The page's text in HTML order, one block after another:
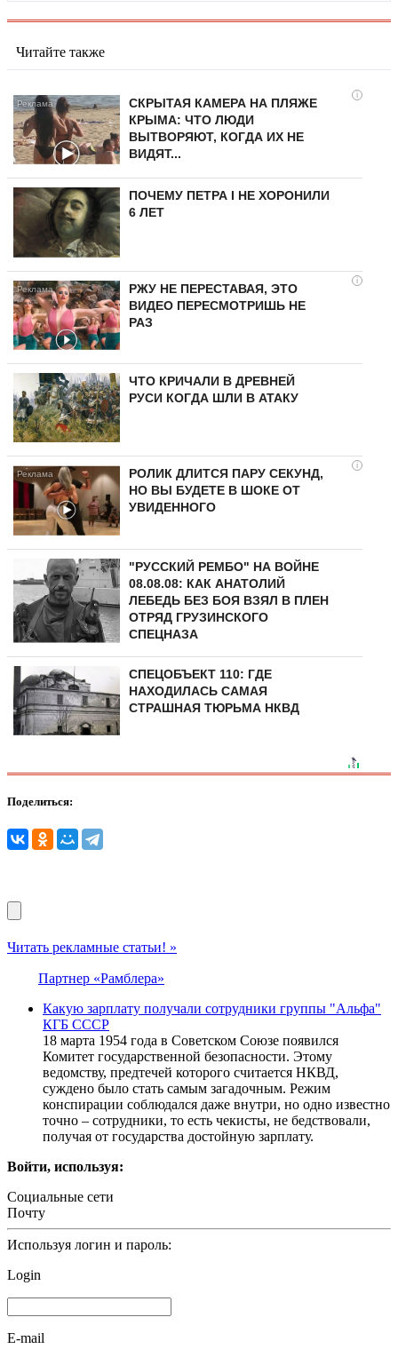
Читайте также
i
СКРЫТАЯ КАМЕРА НА ПЛЯЖЕ
КРЫМА: ЧТО ЛЮДИ
ВЫТВОРЯЮТ, КОГДА ИХ НЕ
ВИДЯТ...
ПОЧЕМУ ПЕТРА I НЕ ХОРОНИЛИ
6 ЛЕТ
i
РЖУ НЕ ПЕРЕСТАВАЯ, ЭТО
ВИДЕО ПЕРЕСМОТРИШЬ НЕ
РАЗ
ЧТО КРИЧАЛИ В ДРЕВНЕЙ
РУСИ КОГДА ШЛИ В АТАКУ
i
РОЛИК ДЛИТСЯ ПАРУ СЕКУНД,
НО ВЫ БУДЕТЕ В ШОКЕ ОТ
УВИДЕННОГО
"РУССКИЙ РЕМБО" НА ВОЙНЕ
08.08.08: КАК АНАТОЛИЙ
ЛЕБЕДЬ БЕЗ БОЯ ВЗЯЛ В ПЛЕН
ОТРЯД ГРУЗИНСКОГО
СПЕЦНАЗА
СПЕЦОБЪЕКТ 110: ГДЕ
НАХОДИЛАСЬ САМАЯ
СТРАШНАЯ ТЮРЬМА НКВД
Поделиться:
Читать рекламные статьи! »
Партнер «Рамблера»
Какую зарплату получали сотрудники группы "Альфа"
КГБ СССР
18 марта 1954 года в Советском Союзе появился
Комитет государственной безопасности. Этому
ведомству, предтечей которого считается НКВД,
суждено было стать самым загадочным. Режим
конспирации соблюдался даже внутри, но одно известно
точно – сотрудники, то есть чекисты, не бедствовали,
получая от государства достойную зарплату.
Войти, используя:
Социальные сети
Почту
Используя логин и пароль:
Login
E-mail